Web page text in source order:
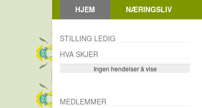
HJEM NÆRINGSLIV
STILLING LEDIG
HVA SKJER
Ingen hendelser å vise
Se flere…
MEDLEMMER